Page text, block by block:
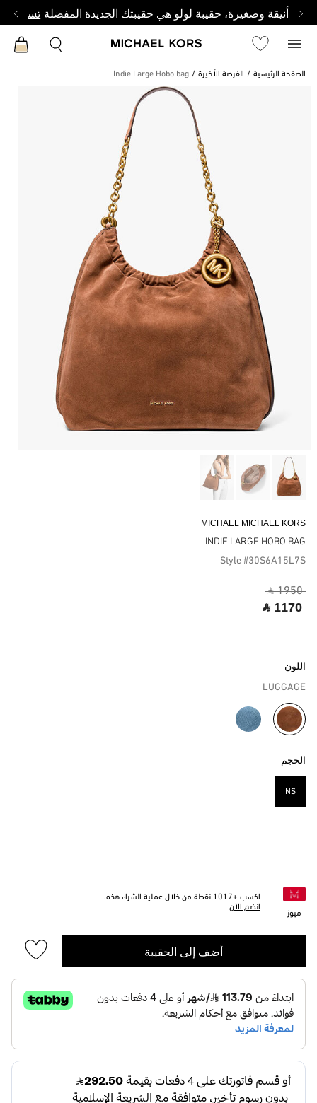
أنيقة وصغيرة، حقيبة لولو هي حقيبتك الجديدة المفضلة تسوق
الصفحة الرئيسية الفرصة الأخيرة Indie Large Hobo bag
MICHAEL MICHAEL KORS
INDIE LARGE HOBO BAG
Style #30S6A15L7S
‎ ⃁ 1950 ‎
‎ ⃁ 1170 ‎
اللون
LUGGAGE
مختار
الحجم
NS
ميوز
اكسب +1017 نقطة من خلال عملية الشراء هذه.
انضم الآن
أضف إلى الحقيبة